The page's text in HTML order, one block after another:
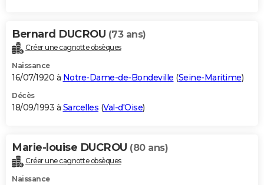
Bernard DUCROU (73 ans)
Créer une cagnotte obsèques
Naissance
16/07/1920 à Notre-Dame-de-Bondeville (Seine-Maritime)
Décès
18/09/1993 à Sarcelles (Val-d'Oise)
Marie-louise DUCROU (80 ans)
Créer une cagnotte obsèques
Naissance